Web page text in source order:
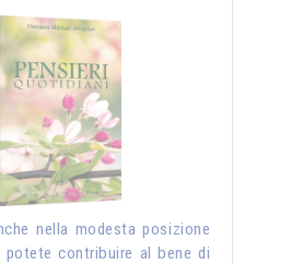
nella modesta posizione
contribuire al bene di